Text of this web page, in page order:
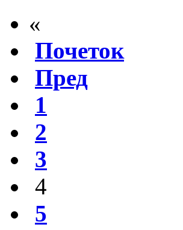
«
Почеток
Пред
1
2
3
4
5